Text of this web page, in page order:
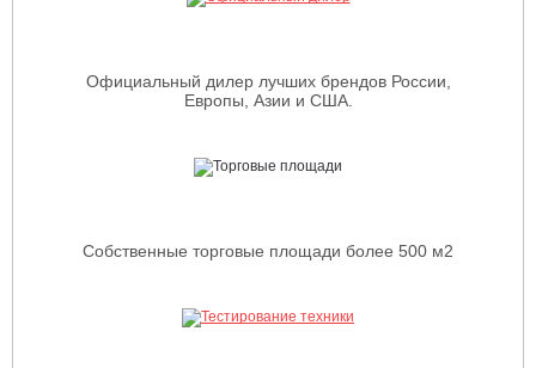
Официальный дилер лучших брендов России,
Европы, Азии и США.
Собственные торговые площади более 500 м2